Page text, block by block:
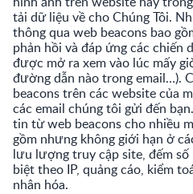
tải dữ liệu về cho Chúng Tôi.
thông qua web beacons bao
phản hồi và đáp ứng các chiến
được mở ra xem vào lúc mấy
đường dẫn nào trong email…).
beacons trên các website của
các email chúng tôi gửi đến
tin từ web beacons cho nhiều
gồm nhưng không giới hạn ở
lưu lượng truy cập site, đếm
biệt theo IP, quảng cáo, kiểm
nhân hóa.